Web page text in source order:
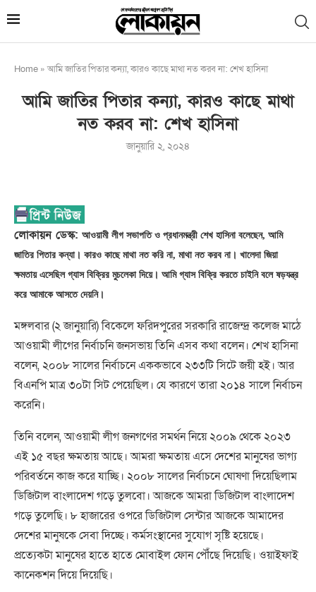
Home »আমি জাতির পিতার কন্যা, কারও কাছে মাথা নত করব না: শেখ হাসিনা
আমি জাতির পিতার কন্যা, কারও কাছে মাথা
নত করব না: শেখ হাসিনা
জানুয়ারি ২, ২০২৪
লোকায়ন ডেস্ক: আওয়ামী লীগ সভাপতি ও প্রধানমন্ত্রী শেখ হাসিনা বলেছেন, আমি
জাতির পিতার কন্যা। কারও কাছে মাথা নত করি না, মাথা নত করব না। খালেদা জিয়া
ক্ষমতায় এসেছিল গ্যাস বিক্রির মুচলেকা দিয়ে। আমি গ্যাস বিক্রি করতে চাইনি বলে ষড়যন্ত্র
করে আমাকে আসতে দেয়নি।
মঙ্গলবার (২ জানুয়ারি) বিকেলে ফরিদপুরের সরকারি রাজেন্দ্র কলেজ মাঠে
আওয়ামী লীগের নির্বাচনি জনসভায় তিনি এসব কথা বলেন। শেখ হাসিনা
বলেন, ২০০৮ সালের নির্বাচনে এককভাবে ২৩৩টি সিটে জয়ী হই। আর
বিএনপি মাত্র ৩০টা সিট পেয়েছিল। যে কারণে তারা ২০১৪ সালে নির্বাচন
করেনি।
তিনি বলেন, আওয়ামী লীগ জনগণের সমর্থন নিয়ে ২০০৯ থেকে ২০২৩
এই ১৫ বছর ক্ষমতায় আছে। আমরা ক্ষমতায় এসে দেশের মানুষের ভাগ্য
পরিবর্তনে কাজ করে যাচ্ছি। ২০০৮ সালের নির্বাচনে ঘোষণা দিয়েছিলাম
ডিজিটাল বাংলাদেশ গড়ে তুলবো। আজকে আমরা ডিজিটাল বাংলাদেশ
গড়ে তুলেছি। ৮ হাজারের ওপরে ডিজিটাল সেন্টার আজকে আমাদের
দেশের মানুষকে সেবা দিচ্ছে। কর্মসংস্থানের সুযোগ সৃষ্টি হয়েছে।
প্রত্যেকটা মানুষের হাতে হাতে মোবাইল ফোন পৌঁছে দিয়েছি। ওয়াইফাই
কানেকশন দিয়ে দিয়েছি।